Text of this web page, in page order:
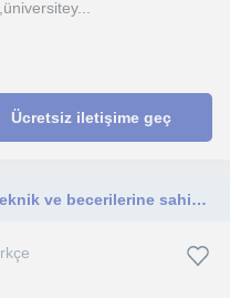
Ücretsiz iletişime geç
Alanında uzman kalıcı öğrenme teknik ve becerilerine sahip donanımlı